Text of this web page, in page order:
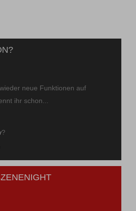
neue Funktionen auf
ihr schon...
?